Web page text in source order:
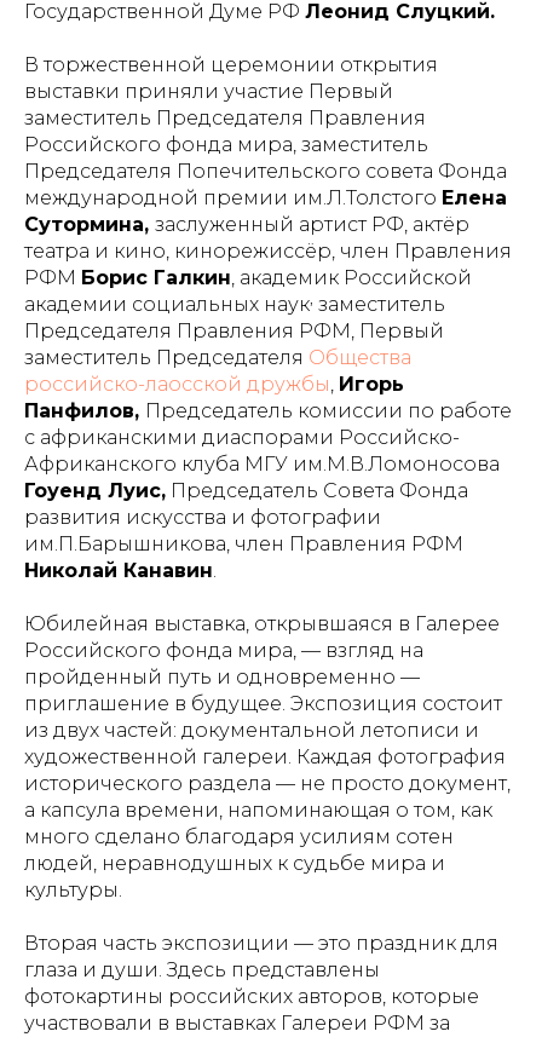
Государственной Думе РФ Леонид Слуцкий.
В торжественной церемонии открытия
выставки приняли участие Первый
заместитель Председателя Правления
Российского фонда мира, заместитель
Председателя Попечительского совета Фонда
международной премии им.Л.Толстого Елена
Сутормина, заслуженный артист РФ, актёр
театра и кино, кинорежиссёр, член Правления
РФМ Борис Галкин, академик Российской
академии социальных наук заместитель
Председателя Правления РФМ, Первый
заместитель Председателя Общества
российско-лаосской дружбы, Игорь
Панфилов, Председатель комиссии по работе
с африканскими диаспорами Российско-
Африканского клуба МГУ им.М.В.Ломоносова
Гоуенд Луис, Председатель Совета Фонда
развития искусства и фотографии
им.П.Барышникова, член Правления РФМ
Николай Канавин.
Юбилейная выставка, открывшаяся в Галерее
Российского фонда мира, — взгляд на
пройденный путь и одновременно —
приглашение в будущее. Экспозиция состоит
из двух частей: документальной летописи и
художественной галереи. Каждая фотография
исторического раздела — не просто документ,
а капсула времени, напоминающая о том, как
много сделано благодаря усилиям сотен
людей, неравнодушных к судьбе мира и
культуры.
Вторая часть экспозиции — это праздник для
глаза и души. Здесь представлены
фотокартины российских авторов, которые
участвовали в выставках Галереи РФМ за